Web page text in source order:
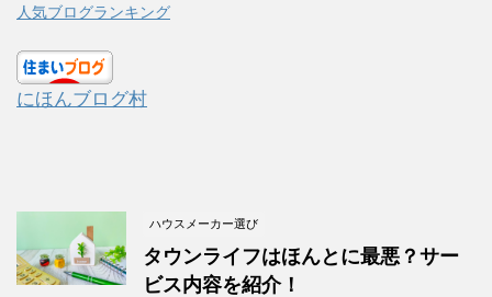
人気ブログランキング
にほんブログ村
ハウスメーカー選び
タウンライフはほんとに最悪？サー
ビス内容を紹介！